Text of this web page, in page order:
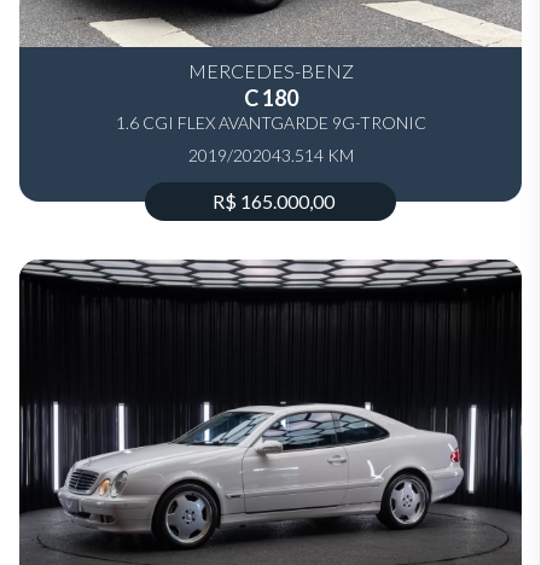
MERCEDES-BENZ
C 180
1.6 CGI FLEX AVANTGARDE 9G-TRONIC
2019/202043.514 KM
R$ 165.000,00